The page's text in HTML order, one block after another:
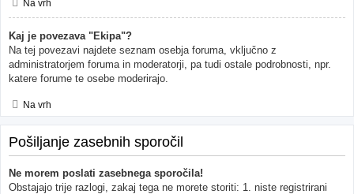
Na vrh
Kaj je povezava "Ekipa"?
Na tej povezavi najdete seznam osebja foruma, vključno z
administratorjem foruma in moderatorji, pa tudi ostale podrobnosti, npr.
katere forume te osebe moderirajo.
Na vrh
Pošiljanje zasebnih sporočil
Ne morem poslati zasebnega sporočila!
Obstajajo trije razlogi, zakaj tega ne morete storiti: 1. niste registrirani